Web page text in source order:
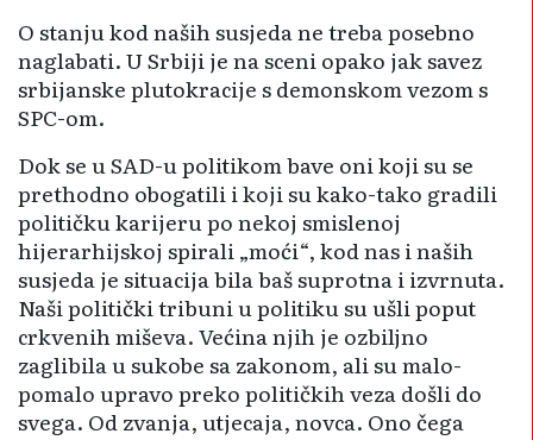
O stanju kod naših susjeda ne treba posebno
naglabati. U Srbiji je na sceni opako jak savez
srbijanske plutokracije s demonskom vezom s
SPC-om.
Dok se u SAD-u politikom bave oni koji su se
prethodno obogatili i koji su kako-tako gradili
političku karijeru po nekoj smislenoj
hijerarhijskoj spirali „moći“, kod nas i naših
susjeda je situacija bila baš suprotna i izvrnuta.
Naši politički tribuni u politiku su ušli poput
crkvenih miševa. Većina njih je ozbiljno
zaglibila u sukobe sa zakonom, ali su malo-
pomalo upravo preko političkih veza došli do
svega. Od zvanja, utjecaja, novca. Ono čega